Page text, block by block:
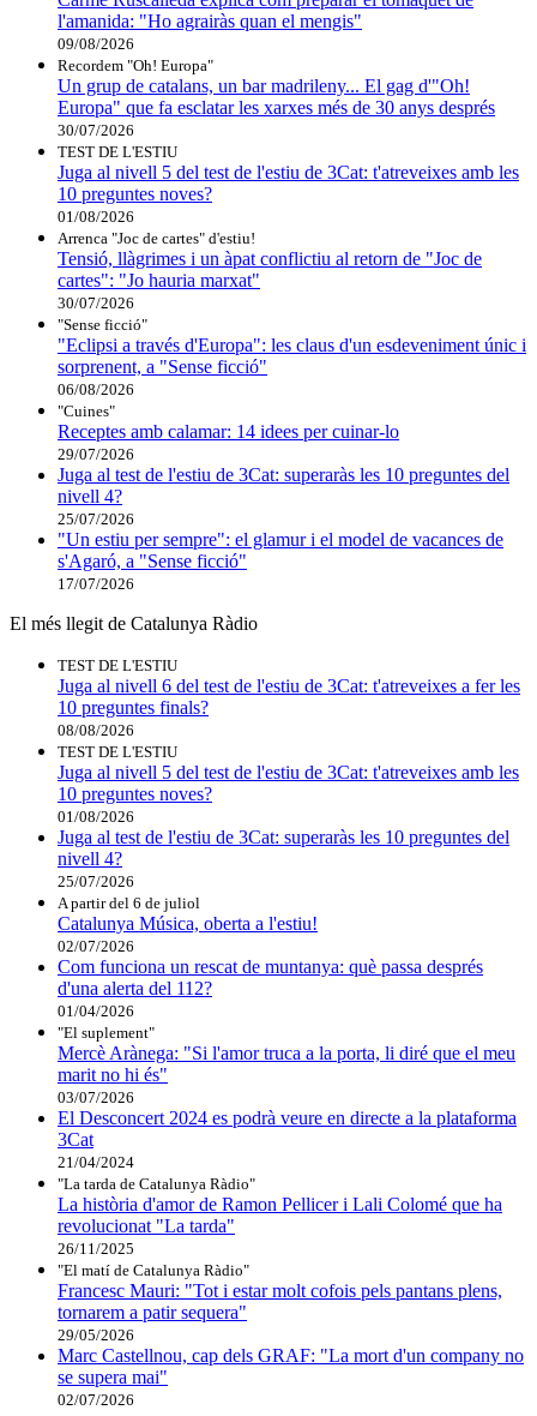
l'amanida: "Ho agrairàs quan el mengis"
09/08/2026
Recordem "Oh! Europa"
Un grup de catalans, un bar madrileny... El gag d'"Oh!
Europa" que fa esclatar les xarxes més de 30 anys després
30/07/2026
TEST DE L'ESTIU
Juga al nivell 5 del test de l'estiu de 3Cat: t'atreveixes amb les
10 preguntes noves?
01/08/2026
Arrenca "Joc de cartes" d'estiu!
Tensió, llàgrimes i un àpat conflictiu al retorn de "Joc de
cartes": "Jo hauria marxat"
30/07/2026
"Sense ficció"
"Eclipsi a través d'Europa": les claus d'un esdeveniment únic i
sorprenent, a "Sense ficció"
06/08/2026
"Cuines"
Receptes amb calamar: 14 idees per cuinar-lo
29/07/2026
Juga al test de l'estiu de 3Cat: superaràs les 10 preguntes del
nivell 4?
25/07/2026
"Un estiu per sempre": el glamur i el model de vacances de
s'Agaró, a "Sense ficció"
17/07/2026
El més llegit de Catalunya Ràdio
TEST DE L'ESTIU
Juga al nivell 6 del test de l'estiu de 3Cat: t'atreveixes a fer les
10 preguntes finals?
08/08/2026
TEST DE L'ESTIU
Juga al nivell 5 del test de l'estiu de 3Cat: t'atreveixes amb les
10 preguntes noves?
01/08/2026
Juga al test de l'estiu de 3Cat: superaràs les 10 preguntes del
nivell 4?
25/07/2026
A partir del 6 de juliol
Catalunya Música, oberta a l'estiu!
02/07/2026
Com funciona un rescat de muntanya: què passa després
d'una alerta del 112?
01/04/2026
"El suplement"
Mercè Arànega: "Si l'amor truca a la porta, li diré que el meu
marit no hi és"
03/07/2026
El Desconcert 2024 es podrà veure en directe a la plataforma
3Cat
21/04/2024
"La tarda de Catalunya Ràdio"
La història d'amor de Ramon Pellicer i Lali Colomé que ha
revolucionat "La tarda"
26/11/2025
"El matí de Catalunya Ràdio"
Francesc Mauri: "Tot i estar molt cofois pels pantans plens,
tornarem a patir sequera"
29/05/2026
Marc Castellnou, cap dels GRAF: "La mort d'un company no
se supera mai"
02/07/2026